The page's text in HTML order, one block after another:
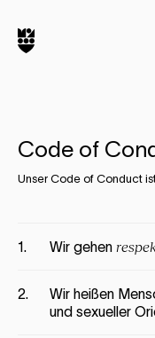
Code of
Unser Code of Conduct
1. Wir gehen
2.
Wir heißen
und sexueller